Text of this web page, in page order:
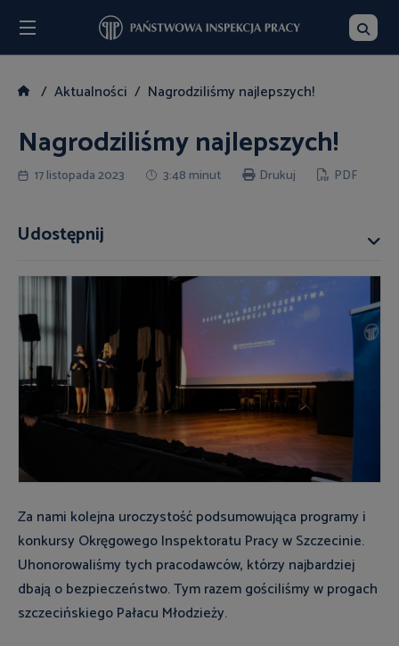
Aktualności Nagrodziliśmy najlepszych!
Nagrodziliśmy najlepszych!
17 listopada 2023 3:48 minut Drukuj PDF
Za nami kolejna uroczystość podsumowująca programy i
konkursy Okręgowego Inspektoratu Pracy w Szczecinie.
Uhonorowaliśmy tych pracodawców, którzy najbardziej
dbają o bezpieczeństwo. Tym razem gościliśmy w progach
szczecińskiego Pałacu Młodzieży.
Udostępnij
Szukaj